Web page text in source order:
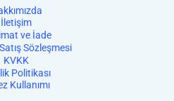
İletişim
ve İade
Sözleşmesi
KVKK
Politikası
Kullanımı